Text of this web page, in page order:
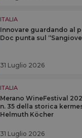
ITALIA
Innovare guardando al
Doc punta sul
31 Luglio 2026
ITALIA
Merano WineFestival
n. 35 della storica
Helmuth Köcher
31 Luglio 2026